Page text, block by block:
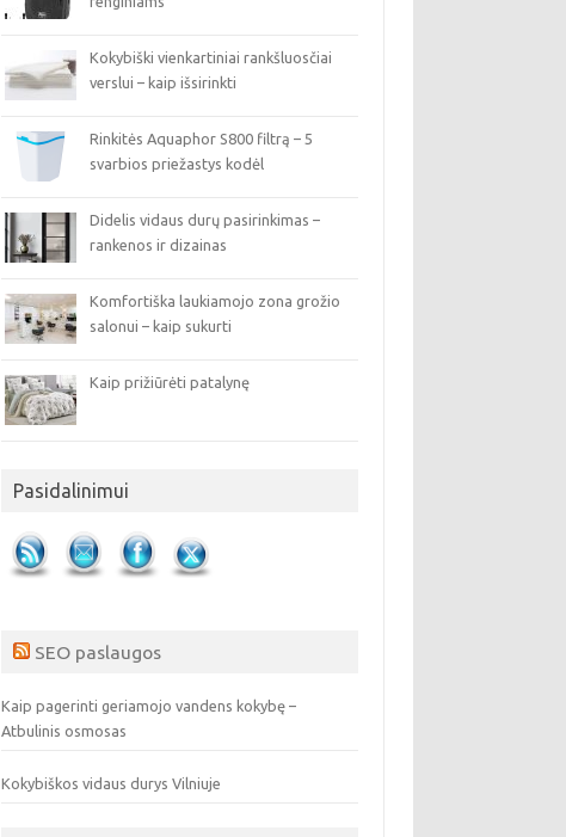
Kokybiški vienkartiniai rankšluosčiai
verslui – kaip išsirinkti
Rinkitės Aquaphor S800 filtrą – 5
svarbios priežastys kodėl
Didelis vidaus durų pasirinkimas –
rankenos ir dizainas
Komfortiška laukiamojo zona grožio
salonui – kaip sukurti
Kaip prižiūrėti patalynę
Pasidalinimui
SEO paslaugos
Kaip pagerinti geriamojo vandens kokybę –
Atbulinis osmosas
Kokybiškos vidaus durys Vilniuje